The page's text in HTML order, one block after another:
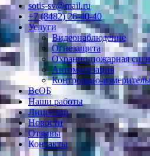
sotis-sv@mail.ru
+7 (8482) 26-40-40
Услуги
Видеонаблюдение
Огнезащита
Охранно-пожарная
Автоматизация
Контрольно-
ВсОБ
Наши работы
Лицензии
Новости
Отзывы
Контакты